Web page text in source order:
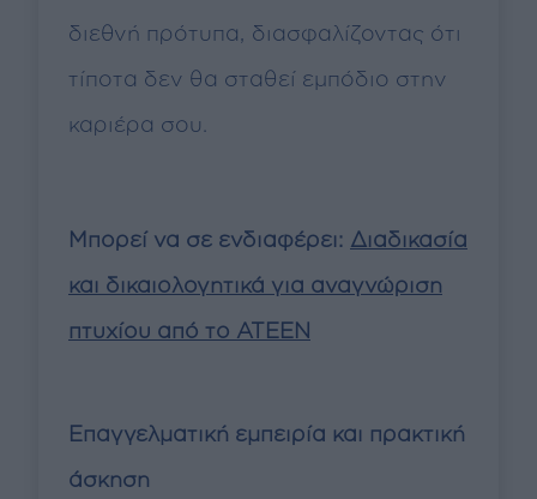
διεθνή πρότυπα, διασφαλίζοντας ότι
τίποτα δεν θα σταθεί εμπόδιο στην
καριέρα σου.
Μπορεί να σε ενδιαφέρει: Διαδικασία
και δικαιολογητικά για αναγνώριση
πτυχίου από το ΑΤΕΕΝ
Επαγγελματική εμπειρία και πρακτική
άσκηση